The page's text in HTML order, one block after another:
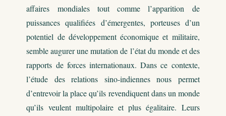
affaires mondiales tout comme l’apparition de
puissances qualifiées d’émergentes, porteuses d’un
potentiel de développement économique et militaire,
semble augurer une mutation de l’état du monde et des
rapports de forces internationaux. Dans ce contexte,
l’étude des relations sino-indiennes nous permet
d’entrevoir la place qu’ils revendiquent dans un monde
qu’ils veulent multipolaire et plus égalitaire. Leurs